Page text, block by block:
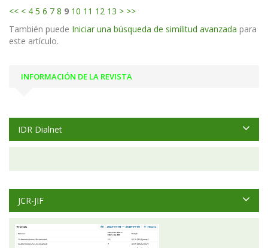
<< < 4 5 6 7 8 9 10 11 12 13 > >>
También puede Iniciar una búsqueda de similitud avanzada para
este artículo.
INFORMACIÓN DE LA REVISTA
IDR Dialnet
JCR-JIF